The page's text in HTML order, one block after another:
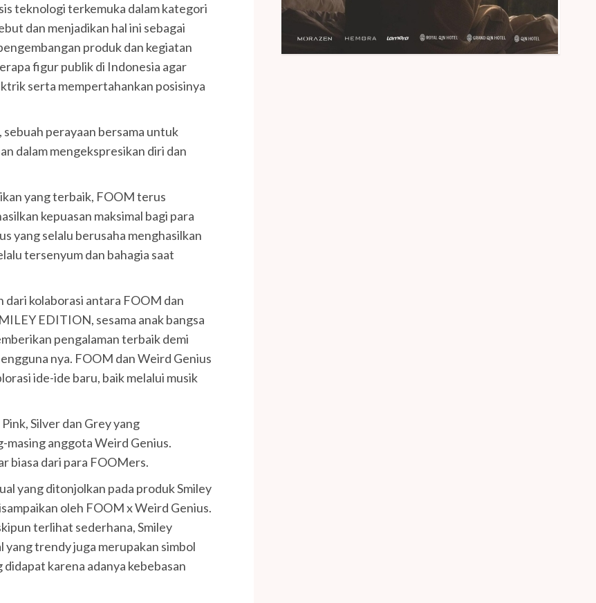
teknologi terkemuka dalam kategori
dan menjadikan hal ini sebagai
produk dan kegiatan
figur publik di Indonesia agar
serta mempertahankan posisinya
perayaan bersama untuk
dalam mengekspresikan diri dan
yang terbaik, FOOM terus
kepuasan maksimal bagi para
yang selalu berusaha menghasilkan
tersenyum dan bahagia saat
dari kolaborasi antara FOOM dan
EDITION, sesama anak bangsa
pengalaman terbaik demi
nya. FOOM dan Weird Genius
ide-ide baru, baik melalui musik
Silver dan Grey yang
masing anggota Weird Genius.
biasa dari para FOOMers.
yang ditonjolkan pada produk Smiley
oleh FOOM x Weird Genius.
terlihat sederhana, Smiley
yang trendy juga merupakan simbol
didapat karena adanya kebebasan